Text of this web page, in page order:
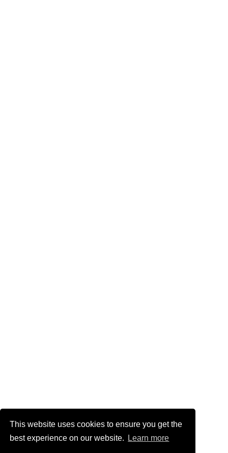
This website uses cookies to ensure you get the
best experience on our website.
Learn more